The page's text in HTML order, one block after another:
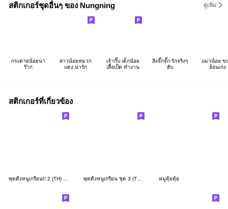
สติกเกอร์ชุดอื่นๆ ของ Nungning ดูเพิ่ม
กระต่ายน้อยน่า
ร๊าก
สาวน้อยหมวก
แดง น่ารัก
เจ้ากั๊บ เด็กน้อย
เสื้อเป็ด ทำงาน
ลิงจั๊กจั๊ก รักจริงๆ
ฮับ
แมวน้อย ข
อ้อนเก่ง
สติกเกอร์ที่เกี่ยวข้อง
พุดดิ้งหนูเกรียน!! 2 (TH) by Ayumi พุดดิ้งหนูเกรียน ชุด 3 (TH) by Ayumi หมูตุ้ยตุ้ย